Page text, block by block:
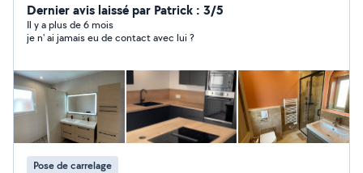
Dernier avis laissé par Patrick : 3/5
Il y a plus de 6 mois
je n' ai jamais eu de contact avec lui ?
Pose de carrelage